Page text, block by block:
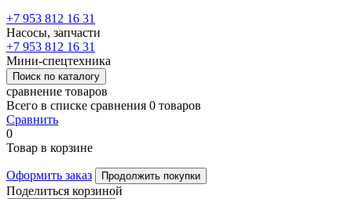
+7 953 812 16 31
Насосы, запчасти
+7 953 812 16 31
Мини-спецтехника
Поиск по каталогу
сравнение товаров
Всего в списке сравнения 0 товаров
Сравнить
0
Товар в корзине
Оформить заказ Продолжить покупки
Поделиться корзиной